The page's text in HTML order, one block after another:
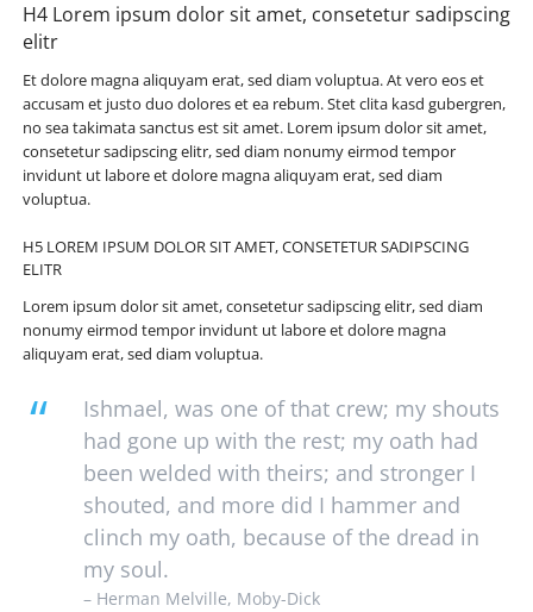
H4 Lorem ipsum dolor sit amet, consetetur sadipscing
elitr
Et dolore magna aliquyam erat, sed diam voluptua. At vero eos et
accusam et justo duo dolores et ea rebum. Stet clita kasd gubergren,
no sea takimata sanctus est sit amet. Lorem ipsum dolor sit amet,
consetetur sadipscing elitr, sed diam nonumy eirmod tempor
invidunt ut labore et dolore magna aliquyam erat, sed diam
voluptua.
H5 LOREM IPSUM DOLOR SIT AMET, CONSETETUR SADIPSCING
ELITR
Lorem ipsum dolor sit amet, consetetur sadipscing elitr, sed diam
nonumy eirmod tempor invidunt ut labore et dolore magna
aliquyam erat, sed diam voluptua.
Ishmael, was one of that crew; my shouts
had gone up with the rest; my oath had
been welded with theirs; and stronger I
shouted, and more did I hammer and
clinch my oath, because of the dread in
my soul.
– Herman Melville, Moby-Dick